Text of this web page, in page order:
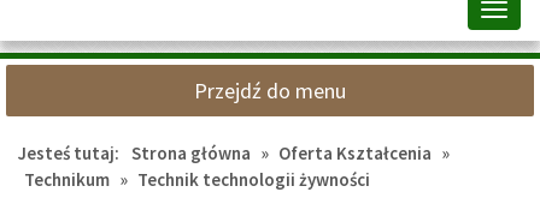
Przejdź do menu
Jesteś tutaj: Strona główna » Oferta Kształcenia »
Technikum » Technik technologii żywności